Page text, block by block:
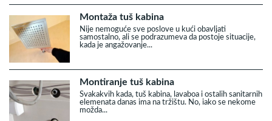
Montaža tuš kabina
Nije nemoguće sve poslove u kući obavljati
samostalno, ali se podrazumeva da postoje situacije,
kada je angažovanje...
Montiranje tuš kabina
Svakakvih kada, tuš kabina, lavaboa i ostalih sanitarnih
elemenata danas ima na tržištu. No, iako se nekome
možda...